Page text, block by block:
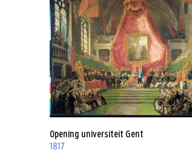
Opening universiteit Gent
1817